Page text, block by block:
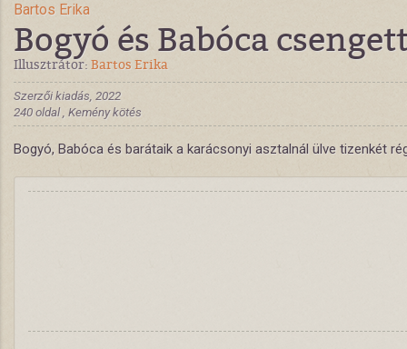
Bartos Erika
Bogyó és Babóca
Illusztrátor: Bartos Erika
Szerzői kiadás, 2022
240 oldal , Kemény kötés
Bogyó, Babóca és barátaik a karácsonyi asztalnál ülve tizenkét